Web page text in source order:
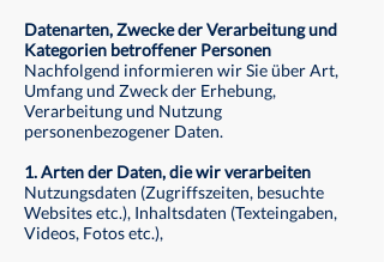
Datenarten, Zwecke der Verarbeitung und
Kategorien betroffener Personen
Nachfolgend informieren wir Sie über Art,
Umfang und Zweck der Erhebung,
Verarbeitung und Nutzung
personenbezogener Daten.
1. Arten der Daten, die wir verarbeiten
Nutzungsdaten (Zugriffszeiten, besuchte
Websites etc.), Inhaltsdaten (Texteingaben,
Videos, Fotos etc.),